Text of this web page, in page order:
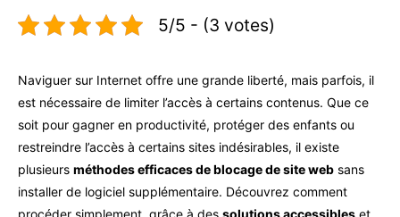
5/5 - (3 votes)
Naviguer sur Internet offre une grande liberté, mais parfois, il
est nécessaire de limiter l’accès à certains contenus. Que ce
soit pour gagner en productivité, protéger des enfants ou
restreindre l’accès à certains sites indésirables, il existe
plusieurs méthodes efficaces de blocage de site web sans
installer de logiciel supplémentaire. Découvrez comment
procéder simplement, grâce à des solutions accessibles et